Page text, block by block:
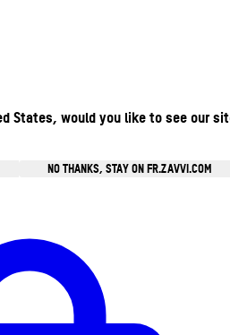
States, would you like to see our
NO THANKS, STAY ON FR.ZAVVI.COM